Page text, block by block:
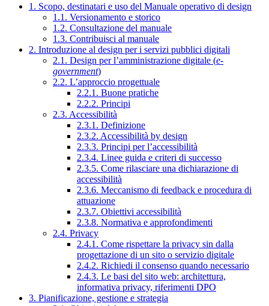
1. Scopo, destinatari e uso del Manuale operativo di design
1.1. Versionamento e storico
1.2. Consultazione del manuale
1.3. Contribuisci al manuale
2. Introduzione al design per i servizi pubblici digitali
2.1. Design per l’amministrazione digitale (e-
government)
2.2. L’approccio progettuale
2.2.1. Buone pratiche
2.2.2. Principi
2.3. Accessibilità
2.3.1. Definizione
2.3.2. Accessibilità by design
2.3.3. Principi per l’accessibilità
2.3.4. Linee guida e criteri di successo
2.3.5. Come rilasciare una dichiarazione di
accessibilità
2.3.6. Meccanismo di feedback e procedura di
attuazione
2.3.7. Obiettivi accessibilità
2.3.8. Normativa e approfondimenti
2.4. Privacy
2.4.1. Come rispettare la privacy sin dalla
progettazione di un sito o servizio digitale
2.4.2. Richiedi il consenso quando necessario
2.4.3. Le basi del sito web: architettura,
informativa privacy, riferimenti DPO
3. Pianificazione, gestione e strategia